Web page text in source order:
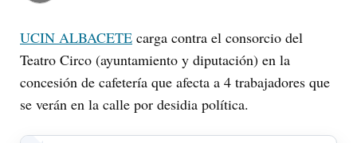
UCIN ALBACETE carga contra el consorcio del
Teatro Circo (ayuntamiento y diputación) en la
concesión de cafetería que afecta a 4 trabajadores que
se verán en la calle por desidia política.